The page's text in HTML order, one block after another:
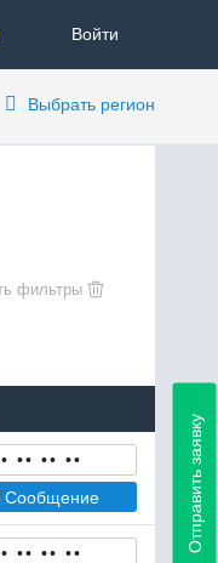
Войти
Выбрать регион
• •• •• ••
Сообщение
• •• •• ••
Отправить заявку